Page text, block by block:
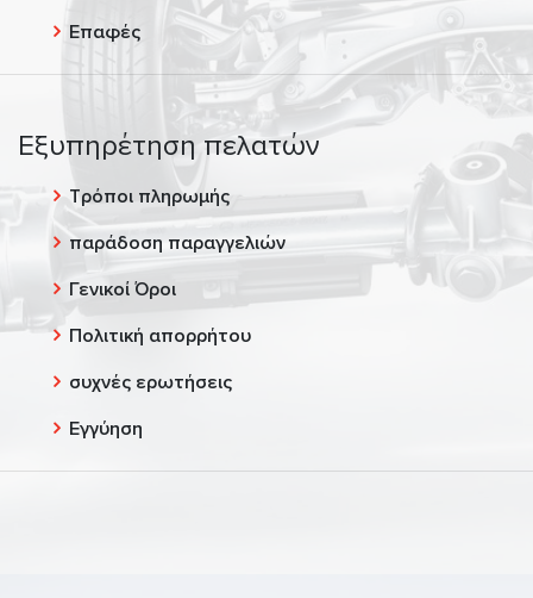
Επαφές
Εξυπηρέτηση πελατών
Τρόποι πληρωμής
παράδοση παραγγελιών
Γενικοί Όροι
Πολιτική απορρήτου
συχνές ερωτήσεις
Εγγύηση